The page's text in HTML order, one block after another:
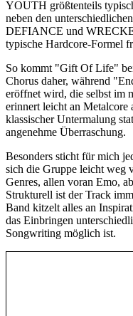
YOUTH größtenteils
neben den
DEFIANCE und
typische Hardcore-Formel
So kommt "Gift Of Life"
Chorus daher, während
eröffnet wird, die selbst im
erinnert leicht an Metalcore
klassischer Untermalung
angenehme Überraschung.
Besonders sticht für mich
sich die Gruppe leicht weg
Genres, allen voran Emo,
Strukturell ist der Track
Band kitzelt alles an
das Einbringen
Songwriting möglich ist.